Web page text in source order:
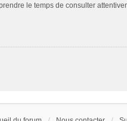
le temps de consulter